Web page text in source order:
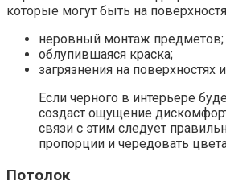
которые могут быть на
неровный монтаж предметов;
облупившаяся краска;
загрязнения на поверхностях
Если черного в интерьере
создаст ощущение
связи с этим следует
пропорции и чередовать
Потолок